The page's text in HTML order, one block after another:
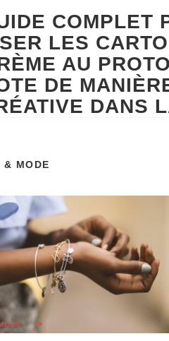
COMPLET
LES
AU
DE
DANS
hilarant, monoxyde d’azote ou
dans les applications aéro
& MODE